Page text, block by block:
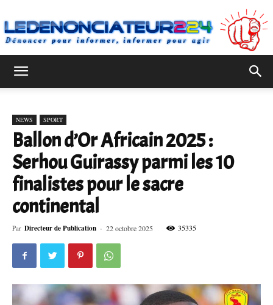
NEWS SPORT
Ballon d’Or Africain 2025 :
Serhou Guirassy parmi les 10
finalistes pour le sacre
continental
Par Directeur de Publication - 22 octobre 2025 35335